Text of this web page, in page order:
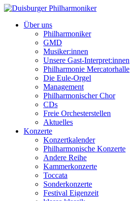
Über uns
Philharmoniker
GMD
Musiker:innen
Unsere Gast-Interpret:innen
Philharmonie Mercatorhalle
Die Eule-Orgel
Management
Philharmonischer Chor
CDs
Freie Orchesterstellen
Aktuelles
Konzerte
Konzertkalender
Philharmonische Konzerte
Andere Reihe
Kammerkonzerte
Toccata
Sonderkonzerte
Festival Eigenzeit